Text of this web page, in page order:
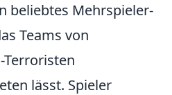
beliebtes Mehrspieler-
Teams von
lässt. Spieler